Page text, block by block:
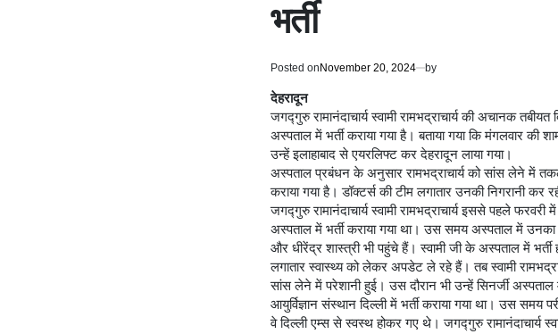
भर्ती
Posted on November 20, 2024 by
देहरादून
जगद्गुरु रामानंदाचार्य स्वामी रामभद्राचार्य की अचानक
अस्पताल में भर्ती कराया गया है। बताया गया कि मंगलवार
उन्हें इलाहाबाद से एयरलिफ्ट कर देहरादून लाया गया।
अस्पताल प्रबंधन के अनुसार रामभद्राचार्य को सांस लेने में
कराया गया है। डॉक्टर्स की टीम लगातार उनकी निगरानी कर
जगद्गुरु रामानंदाचार्य स्वामी रामभद्राचार्य इससे पहले
अस्पताल में भर्ती कराया गया था। उस समय अस्पताल में
और धीरेंद्र शास्त्री भी पहुंचे हैं। स्वामी जी के अस्पताल में
लगातार स्वास्थ्य को लेकर अपडेट ले रहे हैं। तब स्वामी
सांस लेने में परेशानी हुई। उस दौरान भी उन्हें सिनर्जी अस्पताल
आयुर्विज्ञान संस्थान दिल्ली में भर्ती कराया गया था। उस समय
वे दिल्ली एम्स से स्वस्थ होकर गए थे। जगद्गुरु रामानंदाचार्य